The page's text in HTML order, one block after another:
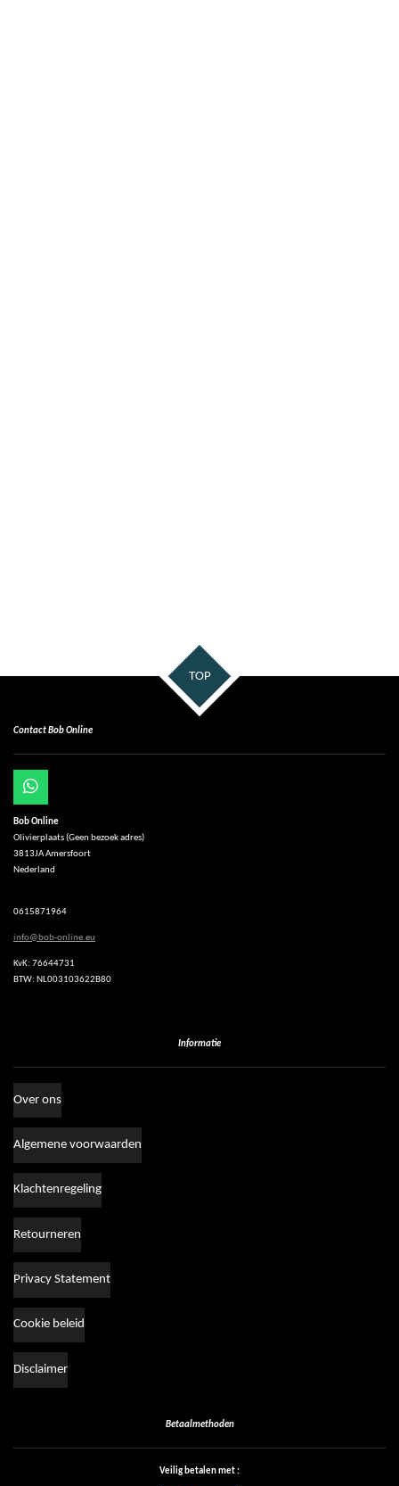
TOP
Contact Bob Online
W
h
a
t
s
A
p
Bob Online
Olivierplaats (Geen bezoek adres)
3813JA Amersfoort
Nederland
0615871964
info@bob-online.eu
KvK: 76644731
BTW: NL003103622B80
Informatie
Over ons
Algemene voorwaarden
Klachtenregeling
Retourneren
Privacy Statement
Cookie beleid
Disclaimer
Betaalmethoden
Veilig betalen met :